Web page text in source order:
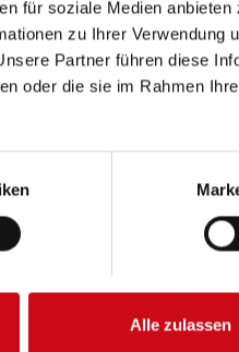
für soziale Medien anbieten
zu Ihrer Verwendung
Partner führen diese
oder die sie im Rahmen
Alle zulassen
Maimarkt werfen.
ECMO-
die Besonderheiten
der Klinik für
des UMM und des